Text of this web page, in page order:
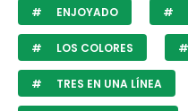
ENJOYADO
LOS COLORES
TRES EN UNA LÍNEA